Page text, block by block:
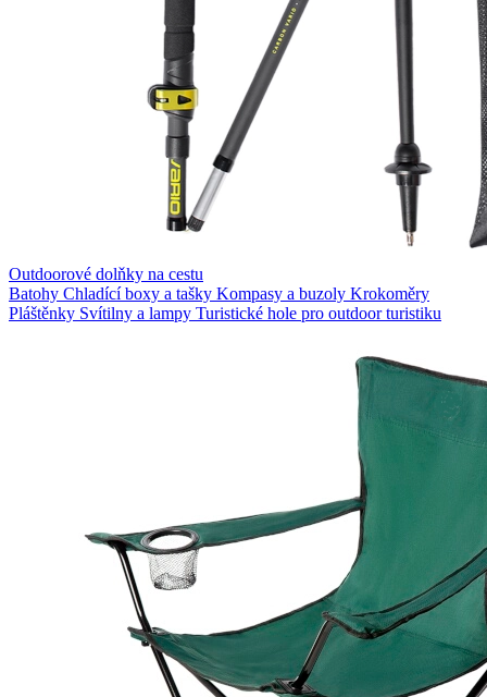
Outdoorové dolňky na cestu
Batohy Chladící boxy a tašky Kompasy a buzoly Krokoměry
Pláštěnky Svítilny a lampy Turistické hole pro outdoor turistiku